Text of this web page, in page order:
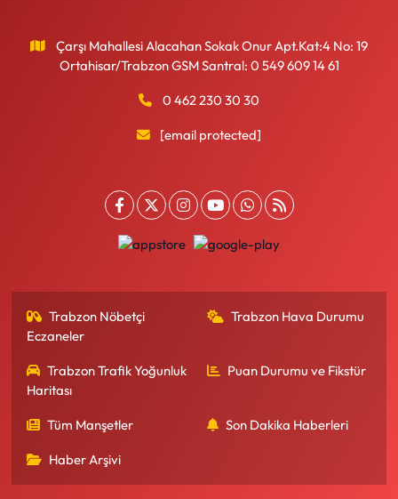
Çarşı Mahallesi Alacahan Sokak Onur Apt.Kat:4 No: 19
Ortahisar/Trabzon GSM Santral: 0 549 609 14 61
0 462 230 30 30
[email protected]
Trabzon Nöbetçi
Eczaneler
Trabzon Hava Durumu
Trabzon Trafik Yoğunluk
Haritası
Puan Durumu ve Fikstür
Tüm Manşetler Son Dakika Haberleri
Haber Arşivi